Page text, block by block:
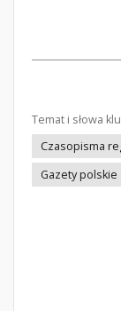
Temat i słowa
Czasopisma
Gazety polskie